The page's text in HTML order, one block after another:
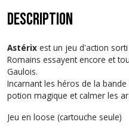
Description
Astérix est un jeu d'action
Romains essayent encore et
Gaulois.
Incarnant les héros de la
potion magique et calmer les
Jeu en loose (cartouche seule)